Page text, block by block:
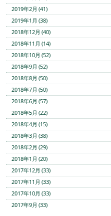
2019年2月 (41)
2019年1月 (38)
2018年12月 (40)
2018年11月 (14)
2018年10月 (52)
2018年9月 (52)
2018年8月 (50)
2018年7月 (50)
2018年6月 (57)
2018年5月 (22)
2018年4月 (15)
2018年3月 (38)
2018年2月 (29)
2018年1月 (20)
2017年12月 (33)
2017年11月 (33)
2017年10月 (33)
2017年9月 (33)